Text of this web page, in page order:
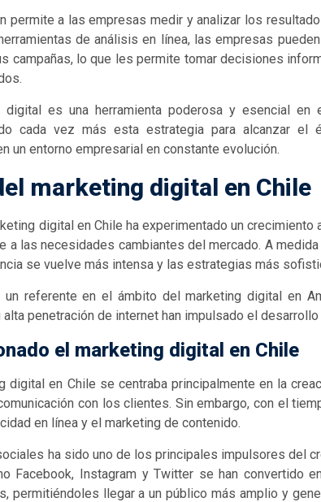
permite a las empresas medir y analizar los
de análisis en línea, las empresas
campañas, lo que les permite tomar decisiones
digital es una herramienta poderosa y esencial en
cada vez más esta estrategia para alcanzar
un entorno empresarial en constante evolución.
marketing digital en Chile
digital en Chile ha experimentado un crecimiento
a las necesidades cambiantes del mercado. A
se vuelve más intensa y las estrategias más
referente en el ámbito del marketing digital en
penetración de internet han impulsado el
el marketing digital en Chile
digital en Chile se centraba principalmente en la
con los clientes. Sin embargo, con el
en línea y el marketing de contenido.
ha sido uno de los principales impulsores del
Facebook, Instagram y Twitter se han convertido
permitiéndoles llegar a un público más amplio y